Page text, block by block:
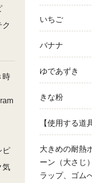
いちご
バナナ
ゆであずき
きな粉
【使用する道
大きめの耐熱
ーン（大さじ
ラップ、ゴム
時
ピ
気